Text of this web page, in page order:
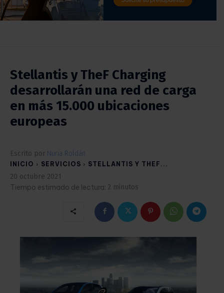
Stellantis y TheF Charging
desarrollarán una red de carga
en más 15.000 ubicaciones
europeas
Escrito por Nuria Roldán
INICIO SERVICIOS STELLANTIS Y THEF...
20 octubre 2021
Tiempo estimado de lectura: 2 minutos